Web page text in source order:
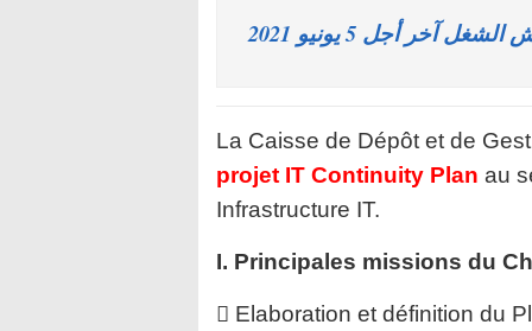
أجل 5 يونيو 2021
La Caisse de Dépôt et de
projet IT Continuity Plan au
Infrastructure IT.
I. Principales missions du
 Elaboration et définition du